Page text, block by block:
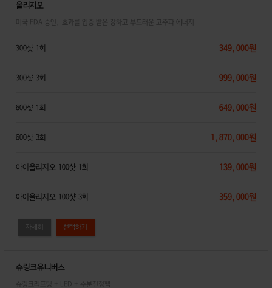
올리지오
미국 FDA 승인, 효과를 입증 받은 강하고 부드러운 고주파 에너지
자세히
300샷 1회 349,000원
300샷 3회 999,000원
600샷 1회 649,000원
600샷 3회 1,870,000원
아이올리지오 100샷 1회 139,000원
아이올리지오 100샷 3회 359,000원
슈링크유니버스
슈링크리프팅 + LED + 수분진정팩